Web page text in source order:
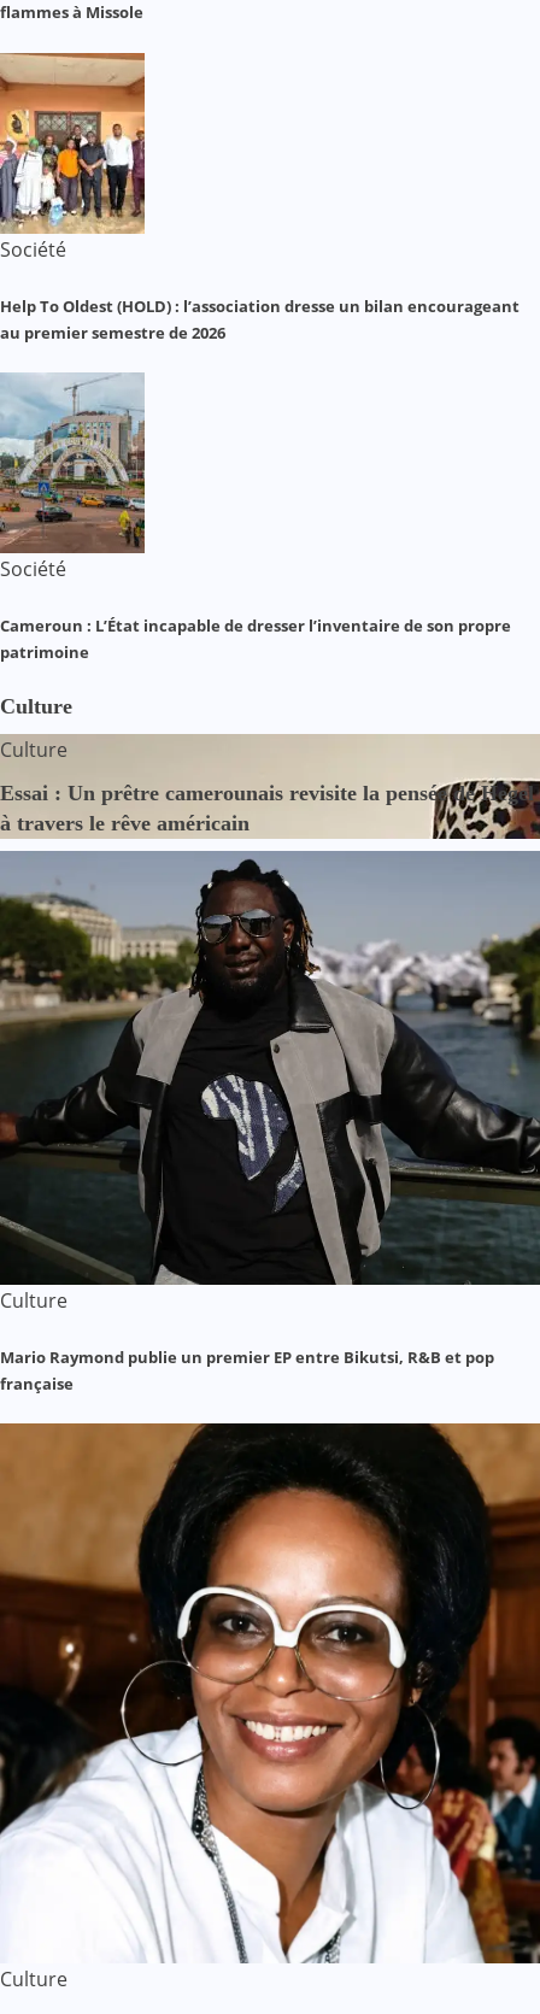
flammes à Missole
Société
Help To Oldest (HOLD) : l’association dresse un bilan encourageant
au premier semestre de 2026
Société
Cameroun : L’État incapable de dresser l’inventaire de son propre
patrimoine
Culture
Culture
Essai : Un prêtre camerounais revisite la pensée de Hegel
à travers le rêve américain
Culture
Mario Raymond publie un premier EP entre Bikutsi, R&B et pop
française
Culture